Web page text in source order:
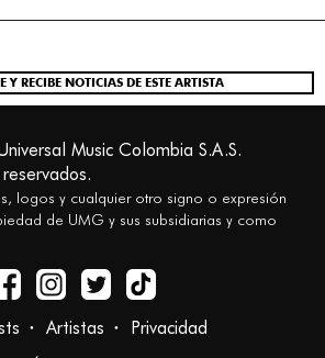
Y RECIBE NOTICIAS DE ESTE ARTISTA
Music Colombia S.A.S.
logos y cualquier otro signo o expresión
de UMG y sus subsidiarias y como
Artistas Privacidad